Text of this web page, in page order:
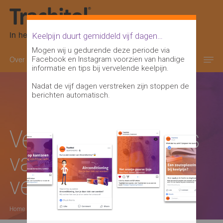
In het oranje-paarse doosje
Over keelpijn Keelontsteking informatie
Verschillende fases
van een
verkoudheid
Home verschillende fases verkoudheid
Keelpijn duurt gemiddeld vijf dagen…
Mogen wij u gedurende deze periode via
Facebook en Instagram voorzien van handige
informatie en tips bij vervelende keelpijn.
Nadat de vijf dagen verstreken zijn stoppen de
berichten automatisch.